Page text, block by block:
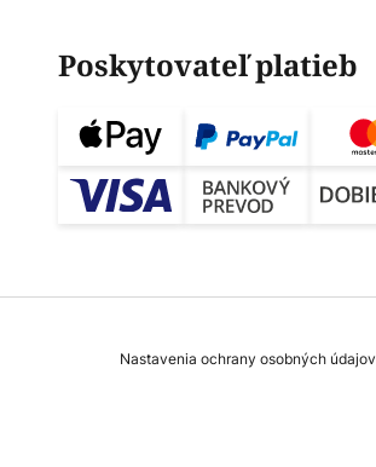
Poskytovateľ platieb
Nastavenia ochrany osobných údajov